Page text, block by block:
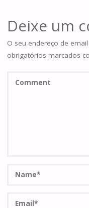
Deixe um
O seu endereço de
obrigatórios marcados